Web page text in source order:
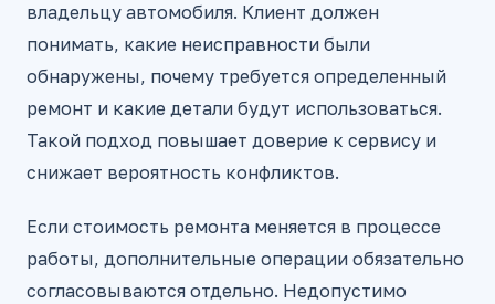
владельцу автомобиля. Клиент должен
понимать, какие неисправности были
обнаружены, почему требуется определенный
ремонт и какие детали будут использоваться.
Такой подход повышает доверие к сервису и
снижает вероятность конфликтов.
Если стоимость ремонта меняется в процессе
работы, дополнительные операции обязательно
согласовываются отдельно. Недопустимо